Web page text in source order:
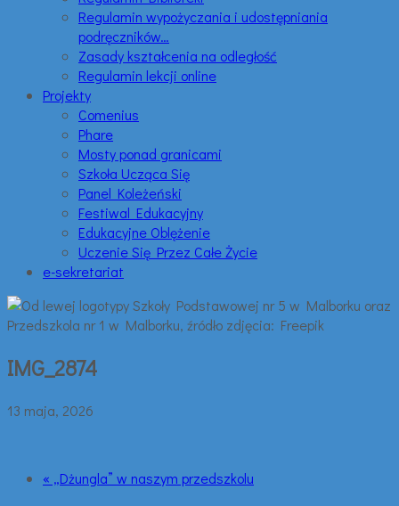
Regulamin wypożyczania i udostępniania
podręczników…
Zasady kształcenia na odległość
Regulamin lekcji online
Projekty
Comenius
Phare
Mosty ponad granicami
Szkoła Ucząca Się
Panel Koleżeński
Festiwal Edukacyjny
Edukacyjne Oblężenie
Uczenie Się Przez Całe Życie
e-sekretariat
IMG_2874
13 maja, 2026
« „Dżungla” w naszym przedszkolu